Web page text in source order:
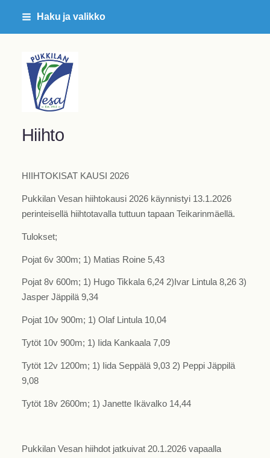
Siirry
Haku ja valikko
Pukkilan Vesa ry
Hiihto
HIIHTOKISAT KAUSI 2026
Pukkilan Vesan hiihtokausi 2026 käynnistyi 13.1.2026
perinteisellä hiihtotavalla tuttuun tapaan Teikarinmäellä.
Tulokset;
Pojat 6v 300m; 1) Matias Roine 5,43
Pojat 8v 600m; 1) Hugo Tikkala 6,24 2)Ivar Lintula 8,26 3)
Jasper Jäppilä 9,34
Pojat 10v 900m; 1) Olaf Lintula 10,04
Tytöt 10v 900m; 1) Iida Kankaala 7,09
Tytöt 12v 1200m; 1) Iida Seppälä 9,03 2) Peppi Jäppilä
9,08
Tytöt 18v 2600m; 1) Janette Ikävalko 14,44
Pukkilan Vesan hiihdot jatkuivat 20.1.2026 vapaalla